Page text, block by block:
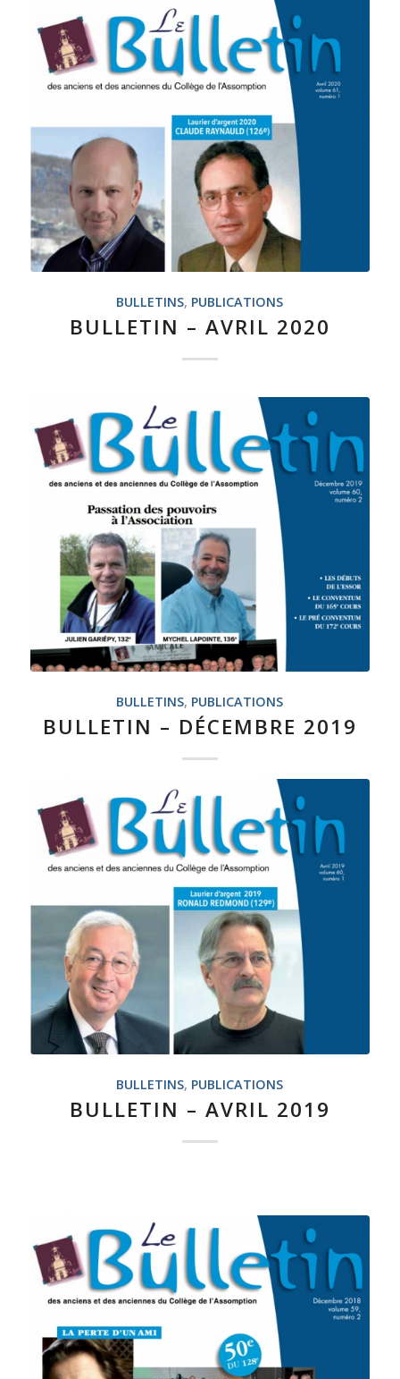
BULLETINS, PUBLICATIONS
BULLETIN – AVRIL 2020
BULLETINS, PUBLICATIONS
BULLETIN – DÉCEMBRE 2019
BULLETINS, PUBLICATIONS
BULLETIN – AVRIL 2019